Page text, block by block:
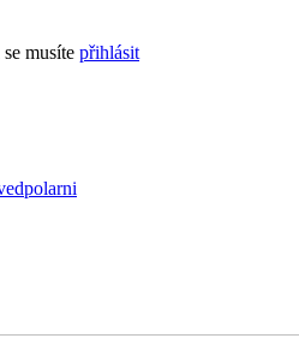
musíte přihlásit